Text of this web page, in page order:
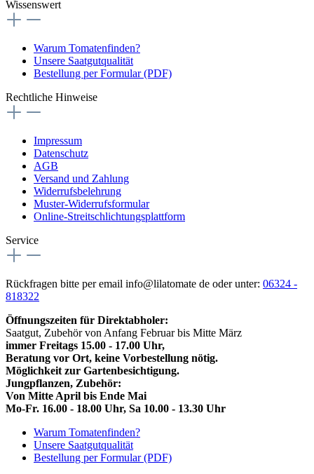
Wissenswert
Warum Tomatenfinden?
Unsere Saatgutqualität
Bestellung per Formular (PDF)
Rechtliche Hinweise
Impressum
Datenschutz
AGB
Versand und Zahlung
Widerrufsbelehrung
Muster-Widerrufsformular
Online-Streitschlichtungsplattform
Service
Rückfragen bitte per email info@lilatomate de oder unter: 06324 -
818322
Öffnungszeiten für Direktabholer:
Saatgut, Zubehör von Anfang Februar bis Mitte März
immer Freitags 15.00 - 17.00 Uhr,
Beratung vor Ort, keine Vorbestellung nötig.
Möglichkeit zur Gartenbesichtigung.
Jungpflanzen, Zubehör:
Von Mitte April bis Ende Mai
Mo-Fr. 16.00 - 18.00 Uhr, Sa 10.00 - 13.30 Uhr
Warum Tomatenfinden?
Unsere Saatgutqualität
Bestellung per Formular (PDF)